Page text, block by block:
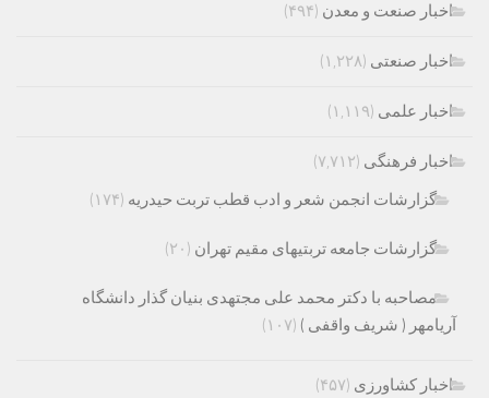
اخبار صنعت و معدن (۴۹۴)
اخبار صنعتی (۱,۲۲۸)
اخبار علمی (۱,۱۱۹)
اخبار فرهنگی (۷,۷۱۲)
گزارشات انجمن شعر و ادب قطب تربت حیدریه (۱۷۴)
گزارشات جامعه تربتیهای مقیم تهران (۲۰)
مصاحبه با دکتر محمد علی مجتهدی بنیان گذار دانشگاه
آریامهر ( شریف واقفی ) (۱۰۷)
اخبار کشاورزی (۴۵۷)